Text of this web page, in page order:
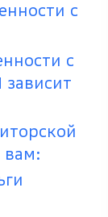
с
с
вам: